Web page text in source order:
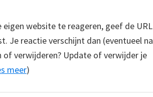
website te reageren, geef de URL
Je reactie verschijnt dan (eventueel na
of verwijderen? Update of verwijder je
meer)